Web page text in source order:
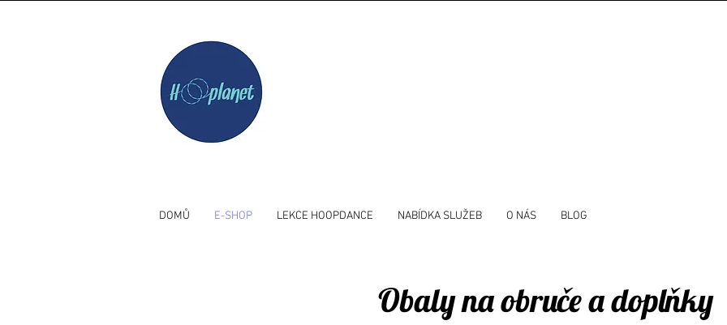
DOMŮ E-SHOP LEKCE HOOPDANCE NABÍDKA SLUŽEB O NÁS BLOG
Obaly na obruče adoplňky